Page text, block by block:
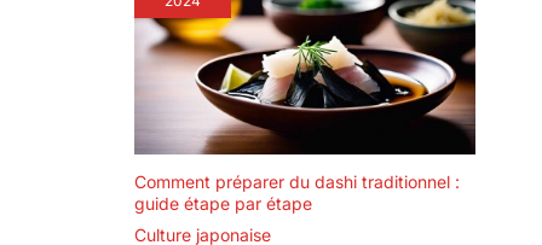
Comment préparer du dashi traditionnel :
guide étape par étape
Culture japonaise